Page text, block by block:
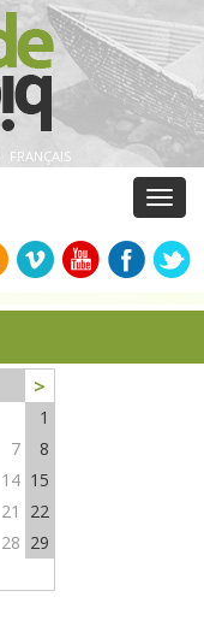
· FRANÇAIS
>
1
7
8
14 15
21
22
28 29